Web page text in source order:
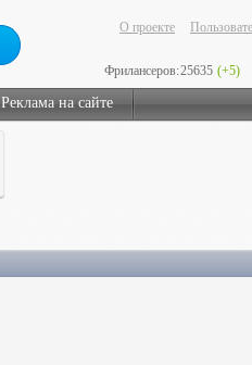
О проекте
Фрилансеров:25635 (+5)
Реклама на сайте